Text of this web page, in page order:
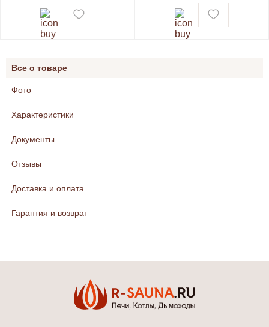
Все о товаре
Фото
Характеристики
Документы
Отзывы
Доставка и оплата
Гарантия и возврат